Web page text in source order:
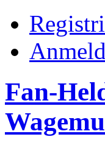
Fan-